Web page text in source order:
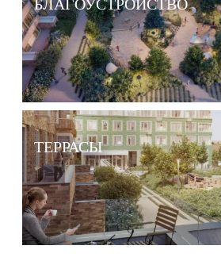
БЛАГОУСТРОЙСТВО
ТЕРРАСЫ